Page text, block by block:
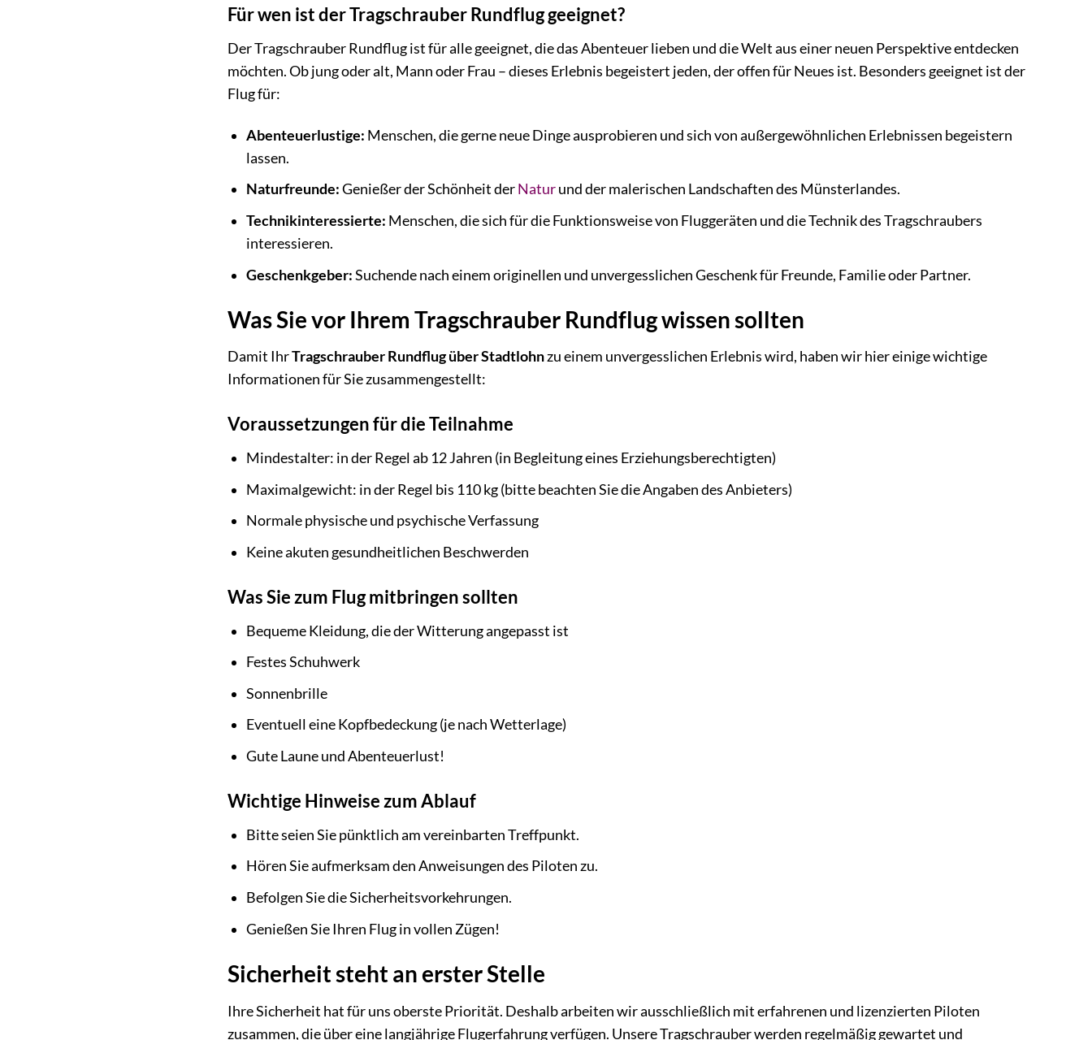
Für wen ist der Tragschrauber Rundflug geeignet?
Der Tragschrauber Rundflug ist für alle geeignet, die das Abenteuer lieben und die Welt aus einer neuen Perspektive entdecken
möchten. Ob jung oder alt, Mann oder Frau – dieses Erlebnis begeistert jeden, der offen für Neues ist. Besonders geeignet ist der
Flug für:
Abenteuerlustige: Menschen, die gerne neue Dinge ausprobieren und sich von außergewöhnlichen Erlebnissen begeistern
lassen.
Naturfreunde:Genießer der Schönheit derNaturund der malerischen Landschaften des Münsterlandes.
Technikinteressierte: Menschen, die sich für die Funktionsweise von Fluggeräten und die Technik des Tragschraubers
interessieren.
Geschenkgeber:Suchende nach einem originellen und unvergesslichen Geschenk für Freunde, Familie oder Partner.
Was Sie vor Ihrem Tragschrauber Rundflug wissen sollten
Damit IhrTragschrauber Rundflug über Stadtlohnzu einem unvergesslichen Erlebnis wird, haben wir hier einige wichtige
Informationen für Sie zusammengestellt:
Voraussetzungen für die Teilnahme
Mindestalter: in der Regel ab 12 Jahren (in Begleitung eines Erziehungsberechtigten)
Maximalgewicht: in der Regel bis 110 kg (bitte beachten Sie die Angaben des Anbieters)
Normale physische und psychische Verfassung
Keine akuten gesundheitlichen Beschwerden
Was Sie zum Flug mitbringen sollten
Bequeme Kleidung, die der Witterung angepasst ist
Festes Schuhwerk
Sonnenbrille
Eventuell eine Kopfbedeckung (je nach Wetterlage)
Gute Laune und Abenteuerlust!
Wichtige Hinweise zum Ablauf
Bitte seien Sie pünktlich am vereinbarten Treffpunkt.
Hören Sie aufmerksam den Anweisungen des Piloten zu.
Befolgen Sie die Sicherheitsvorkehrungen.
Genießen Sie Ihren Flug in vollen Zügen!
Sicherheit steht an erster Stelle
Ihre Sicherheit hat für uns oberste Priorität. Deshalb arbeiten wir ausschließlich mit erfahrenen und lizenzierten Piloten
zusammen, die über eine langjährige Flugerfahrung verfügen. Unsere Tragschrauber werden regelmäßig gewartet und